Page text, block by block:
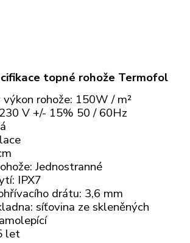
topné rohože Termofol
rohože: 150W / m²
V +/- 15% 50 / 60Hz
Jednostranné
IPX7
drátu: 3,6 mm
síťovina ze skleněných
let